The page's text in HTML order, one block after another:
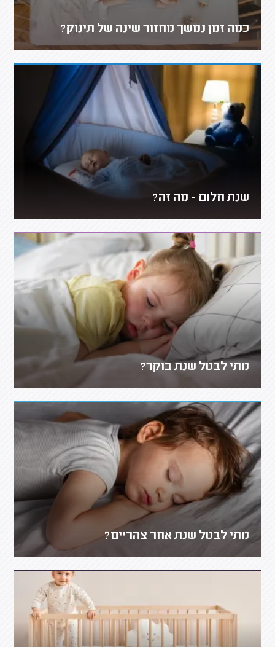
כמה זמן נמשך מחזור שינה של תינוק?
שנת חלום - מה זה?
מתי לבטל שנת בוקר?
מתי לבטל שנת אחר צהריים?